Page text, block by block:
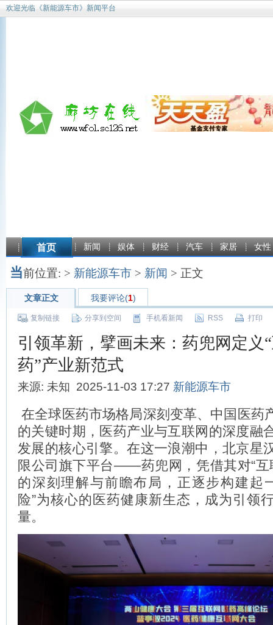
欢迎光临《新能源车市》新闻平台
首页 新闻 娱体 财经 汽车 家居 女性
当前位置: > 新能源车市 > 新闻 > 正文
文章正文 我要评论(1)
复制链接 分享到空间 手机看新闻 RSS 打印
引领革新，擘画未来：药兜网定义
药”产业新范式
来源: 未知 2025-11-03 17:27 新能源车市
在全球医药市场格局深刻变革、中国医药
的关键时期，医药产业与互联网的深度融
发展的核心引擎。在这一浪潮中，北京星
限公司旗下平台——药兜网，凭借其对“互
的深刻理解与前瞻布局，正逐步构建起
险”为核心的医药健康新生态，成为引领
量。